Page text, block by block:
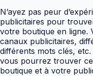
N’ayez pas peur
publicitaires pour
votre boutique en ligne.
canaux publicitaires,
différents mots clés,
vous pourrez trouver
boutique et à votre